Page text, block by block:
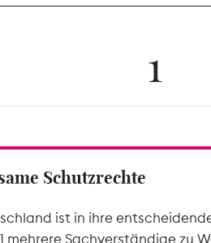
1
Schutzrechte
ist in ihre
mehrere Sachverständige